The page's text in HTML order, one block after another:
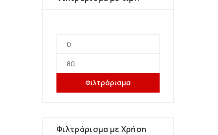
Φιλτράρισμα
Φιλτράρισμα με Χρήση